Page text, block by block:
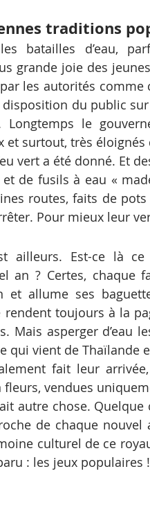
traditions
batailles d’eau,
grande joie des
les autorités comme
du public
Longtemps le
et surtout, très
vert a été donné. Et
et de fusils à eau «
routes, faits de
Pour mieux leur
ailleurs. Est-ce là
an ? Certes, chaque
allume ses
rendent toujours à la
Mais asperger d’eau
qui vient de Thaïlande
fait leur
vendues
autre chose.
de chaque
culturel de ce
: les jeux populaires !